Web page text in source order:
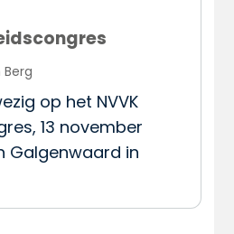
op het NVVK
13 november
Galgenwaard in